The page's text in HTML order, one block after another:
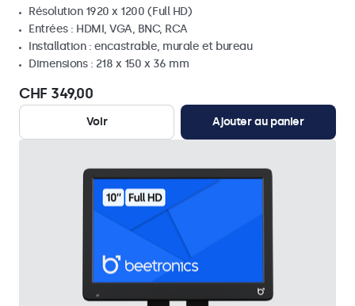
Résolution 1920 x 1200 (Full HD)
Entrées : HDMI, VGA, BNC, RCA
Installation : encastrable, murale et bureau
Dimensions : 218 x 150 x 36 mm
CHF 349,00
Voir Ajouter au panier